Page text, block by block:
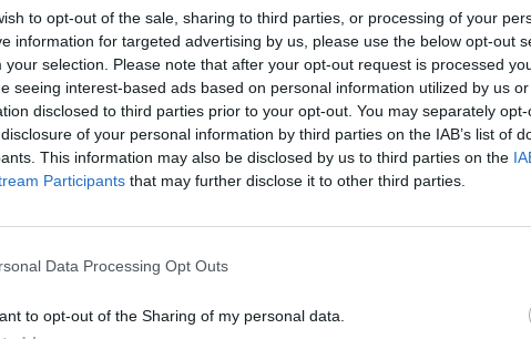
to opt-out of the sale, sharing to third parties, or processing of your
information for targeted advertising by us, please use the below opt-out
your selection. Please note that after your opt-out request is processed
seeing interest-based ads based on personal information utilized by us
disclosed to third parties prior to your opt-out. You may separately
of your personal information by third parties on the IAB’s list of
This information may also be disclosed by us to third parties on the
Participants that may further disclose it to other third parties.
Data Processing Opt Outs
to opt-out of the Sharing of my personal data.
Viihdeuutiset
5.7.2020, 21:20